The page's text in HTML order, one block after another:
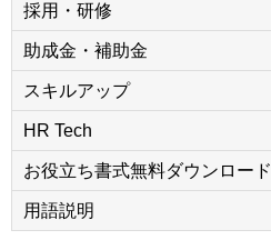
採用・研修
助成金・補助金
スキルアップ
HR Tech
お役立ち書式無料ダウンロード
用語説明